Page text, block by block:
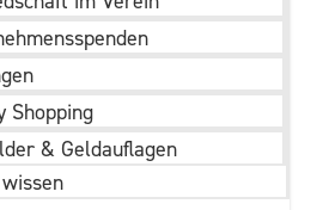
Shopping
& Geldauflagen